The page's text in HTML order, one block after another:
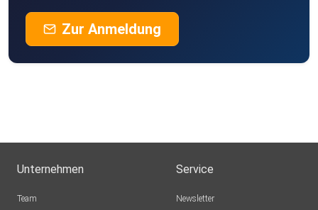
Zur Anmeldung
Unternehmen
Team
Service
Newsletter